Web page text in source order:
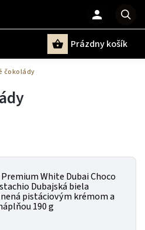
Prázdny košík
čokolády
White Dubai Choco
Dubajská biela
pistáciovým krémom a
190 g